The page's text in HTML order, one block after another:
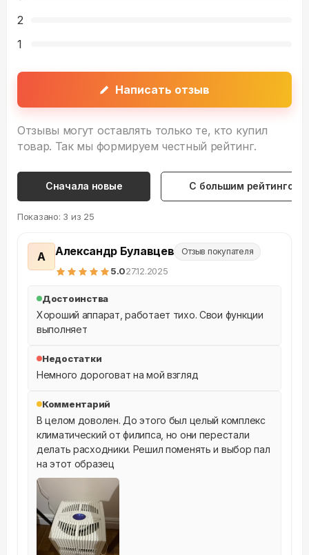
2
1
Написать отзыв
Отзывы могут оставлять только те, кто купил
товар. Так мы формируем честный рейтинг.
Сначала новые С большим рейтингом
Показано: 3 из 25
А Александр Булавцев Отзыв покупателя
5.027.12.2025
Достоинства
Хороший аппарат, работает тихо. Свои функции
выполняет
Недостатки
Немного дороговат на мой взгляд
Комментарий
В целом доволен. До этого был целый комплекс
климатический от филипса, но они перестали
делать расходники. Решил поменять и выбор пал
на этот образец